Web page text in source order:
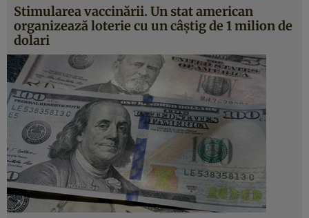
Stimularea vaccinării. Un stat american
organizează loterie cu un câștig de 1 milion de
dolari